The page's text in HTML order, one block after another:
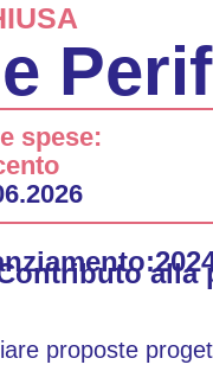
spese:
alla
proposte